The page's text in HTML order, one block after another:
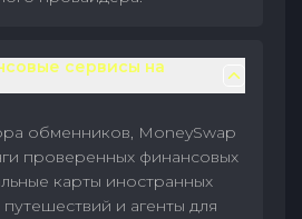
сервисы на
обменников, MoneySwap
проверенных финансовых
карты иностранных
и агенты для